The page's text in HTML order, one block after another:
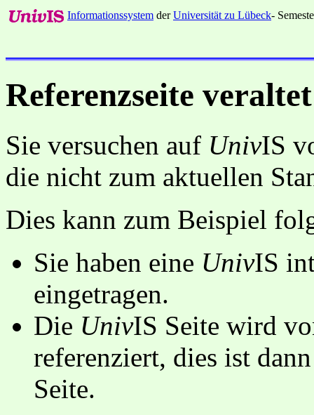
Informationssystem derUniversität zu Lübeck-
Referenzseite veraltet
Sie versuchen auf UnivIS
die nicht zum aktuellen
Dies kann zum Beispiel
Sie haben eine UnivIS
eingetragen.
Die UnivIS Seite wird
referenziert, dies ist
Seite.